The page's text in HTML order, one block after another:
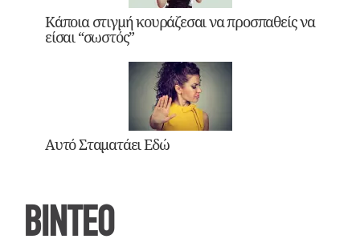
Κάποια στιγμή κουράζεσαι να προσπαθείς να
είσαι “σωστός”
Αυτό Σταματάει Εδώ
ΒΙΝΤΕΟ